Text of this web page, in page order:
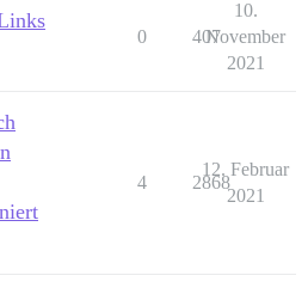
0 407
10.
November
2021
4 2868
12. Februar
2021